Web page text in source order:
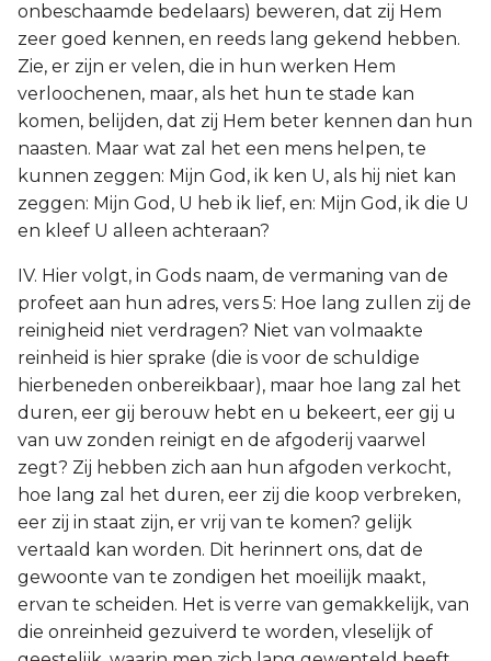
onbeschaamde bedelaars) beweren, dat zij Hem
zeer goed kennen, en reeds lang gekend hebben.
Zie, er zijn er velen, die in hun werken Hem
verloochenen, maar, als het hun te stade kan
komen, belijden, dat zij Hem beter kennen dan hun
naasten. Maar wat zal het een mens helpen, te
kunnen zeggen: Mijn God, ik ken U, als hij niet kan
zeggen: Mijn God, U heb ik lief, en: Mijn God, ik die U
en kleef U alleen achteraan?
IV. Hier volgt, in Gods naam, de vermaning van de
profeet aan hun adres, vers 5: Hoe lang zullen zij de
reinigheid niet verdragen? Niet van volmaakte
reinheid is hier sprake (die is voor de schuldige
hierbeneden onbereikbaar), maar hoe lang zal het
duren, eer gij berouw hebt en u bekeert, eer gij u
van uw zonden reinigt en de afgoderij vaarwel
zegt? Zij hebben zich aan hun afgoden verkocht,
hoe lang zal het duren, eer zij die koop verbreken,
eer zij in staat zijn, er vrij van te komen? gelijk
vertaald kan worden. Dit herinnert ons, dat de
gewoonte van te zondigen het moeilijk maakt,
ervan te scheiden. Het is verre van gemakkelijk, van
die onreinheid gezuiverd te worden, vleselijk of